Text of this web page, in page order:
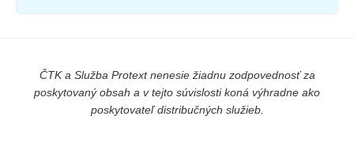
ČTK a Služba Protext nenesie žiadnu zodpovednosť za
poskytovaný obsah a v tejto súvislosti koná výhradne ako
poskytovateľ distribučných služieb.